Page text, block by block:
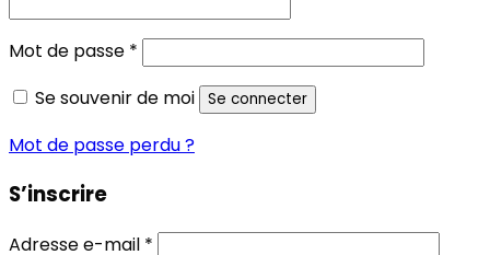
Mot de passe *
Se souvenir de moi
Se connecter
Mot de passe perdu ?
S’inscrire
Adresse e-mail *